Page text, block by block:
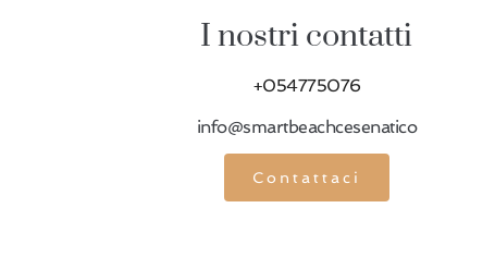
I nostri contatti
+054775076
info@smartbeachcesenatico
Contattaci